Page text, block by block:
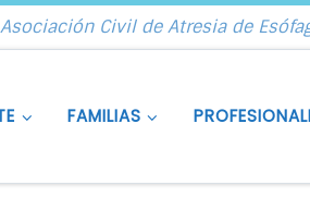
Asociación Civil de Atresia de
FAMILIAS